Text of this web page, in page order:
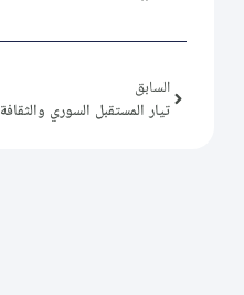
السابق
تيار المستقبل السوري والثقافة